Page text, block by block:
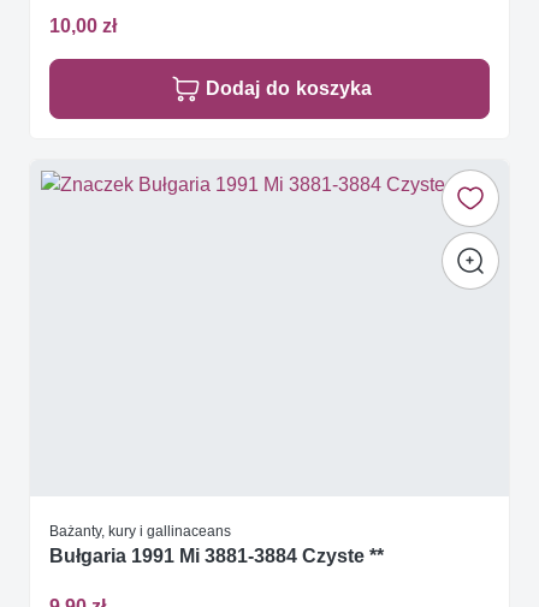
10,00 zł
Dodaj do koszyka
Bażanty, kury i gallinaceans
Bułgaria 1991 Mi 3881-3884 Czyste **